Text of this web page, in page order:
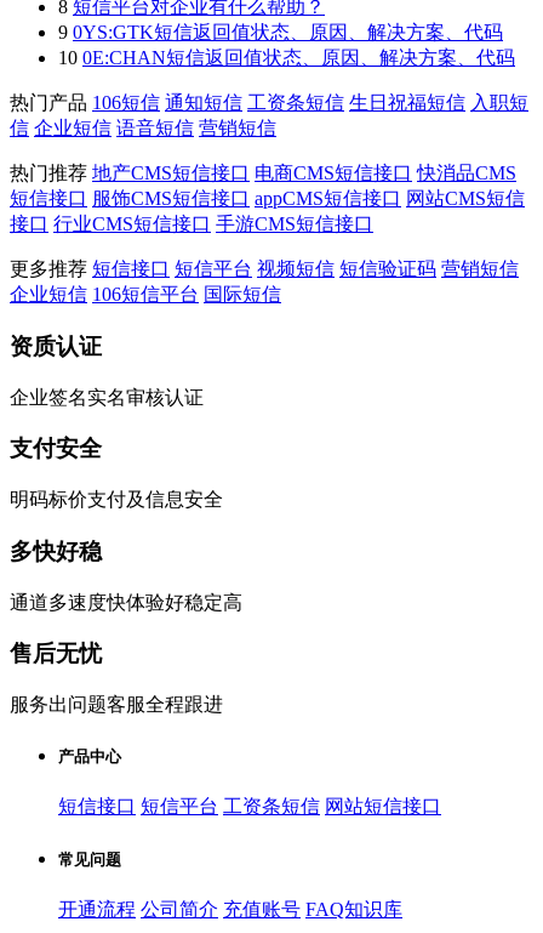
8 短信平台对企业有什么帮助？
9 0YS:GTK短信返回值状态、原因、解决方案、代码
10 0E:CHAN短信返回值状态、原因、解决方案、代码
热门产品 106短信 通知短信 工资条短信 生日祝福短信 入职短
信 企业短信 语音短信 营销短信
热门推荐 地产CMS短信接口 电商CMS短信接口 快消品CMS
短信接口 服饰CMS短信接口 appCMS短信接口 网站CMS短信
接口 行业CMS短信接口 手游CMS短信接口
更多推荐 短信接口 短信平台 视频短信 短信验证码 营销短信
企业短信 106短信平台 国际短信
资质认证
企业签名实名审核认证
支付安全
明码标价支付及信息安全
多快好稳
通道多速度快体验好稳定高
售后无忧
服务出问题客服全程跟进
产品中心
短信接口 短信平台 工资条短信 网站短信接口
常见问题
开通流程 公司简介 充值账号 FAQ知识库